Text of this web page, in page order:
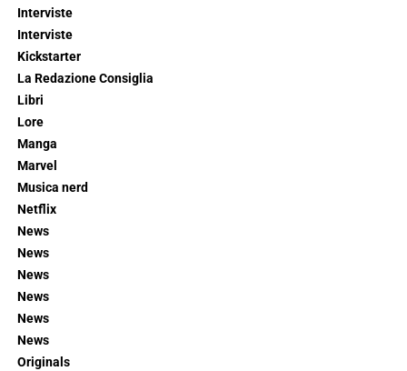
Interviste
Interviste
Kickstarter
La Redazione Consiglia
Libri
Lore
Manga
Marvel
Musica nerd
Netflix
News
News
News
News
News
News
Originals